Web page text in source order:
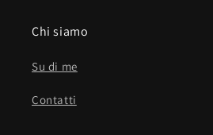
Chi siamo
Su di me
Contatti